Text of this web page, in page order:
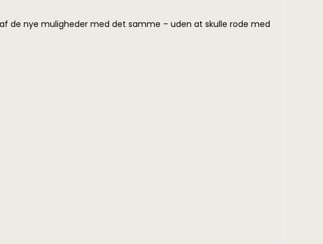
de nye muligheder med det samme – uden at skulle rode med